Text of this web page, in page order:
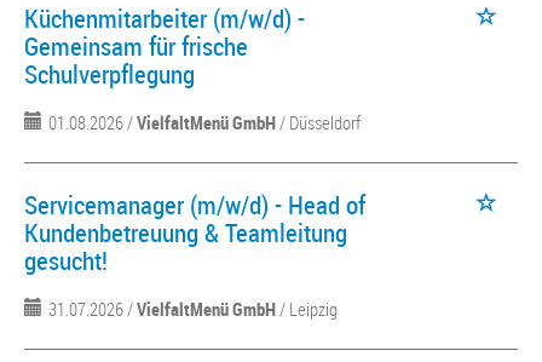
Küchenmitarbeiter (m/w/d) -
Gemeinsam für frische
Schulverpflegung
01.08.2026 /VielfaltMenü GmbH/ Düsseldorf
Servicemanager (m/w/d) - Head of
Kundenbetreuung & Teamleitung
gesucht!
31.07.2026 /VielfaltMenü GmbH/ Leipzig